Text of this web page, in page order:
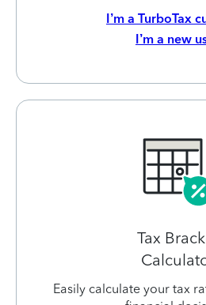
I’m a TurboTax
I’m a new
Tax
Easily calculate your tax